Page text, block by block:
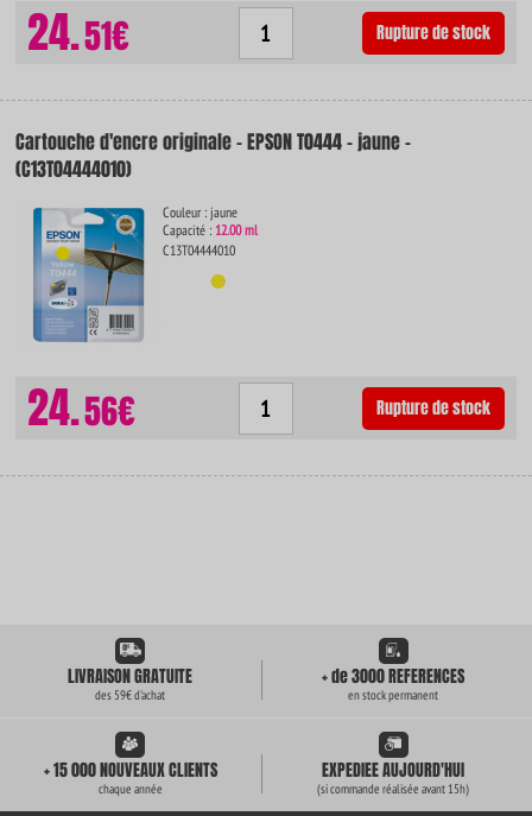
24.51€ Rupture de stock
Cartouche d'encre originale - EPSON T0444 - jaune -
(C13T04444010)
Couleur : jaune
Capacité : 12.00 ml
C13T04444010
24.56€ Rupture de stock
LIVRAISON GRATUITE
des 59€ d'achat
+ de 3000 REFERENCES
en stock permanent
+ 15 000 NOUVEAUX CLIENTS
chaque année
EXPEDIEE AUJOURD'HUI
(si commande réalisée avant 15h)